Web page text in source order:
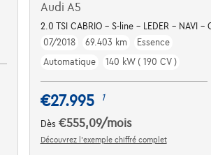
Audi A5
2.0 TSI CABRIO - S-line - LEDER - NAVI -
07/2018
69.403 km
Essence
Automatique
140 kW ( 190 CV )
€27.995 1
Dès €555,09/mois
Découvrez l’exemple chiffré complet